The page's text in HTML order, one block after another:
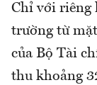
Chỉ với riêng
trường từ
của Bộ Tài
thu khoảng